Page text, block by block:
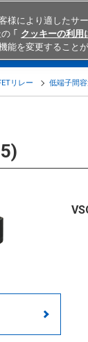
Japan
・学ぶ テクニ
リレー 低端子間
様により適したサ
「 クッキーの利用
能を変更することが